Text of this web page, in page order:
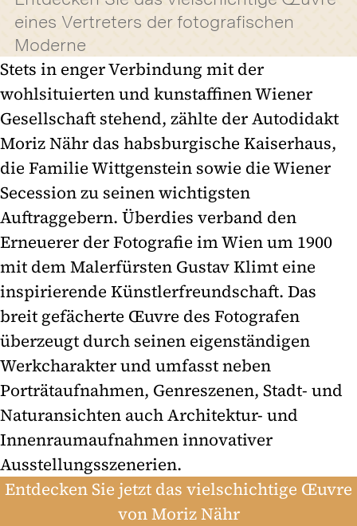
eines Vertreters der fotografischen
Moderne
Stets in enger Verbindung mit der
wohlsituierten und kunstaffinen Wiener
Gesellschaft stehend, zählte der Autodidakt
Moriz Nähr das habsburgische Kaiserhaus,
die Familie Wittgenstein sowie die Wiener
Secession zu seinen wichtigsten
Auftraggebern. Überdies verband den
Erneuerer der Fotografie im Wien um 1900
mit dem Malerfürsten Gustav Klimt eine
inspirierende Künstlerfreundschaft. Das
breit gefächerte Œuvre des Fotografen
überzeugt durch seinen eigenständigen
Werkcharakter und umfasst neben
Porträtaufnahmen, Genreszenen, Stadt- und
Naturansichten auch Architektur- und
Innenraumaufnahmen innovativer
Ausstellungsszenerien.
Entdecken Sie jetzt das vielschichtige Œuvre
von Moriz Nähr